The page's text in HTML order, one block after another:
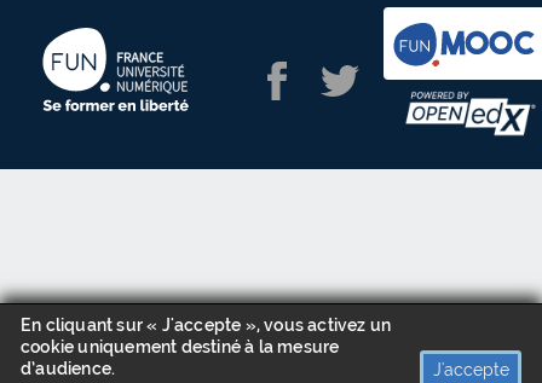
En cliquant sur « J'accepte », vous activez un
cookie uniquement destiné à la mesure
d’audience.
J'accepte